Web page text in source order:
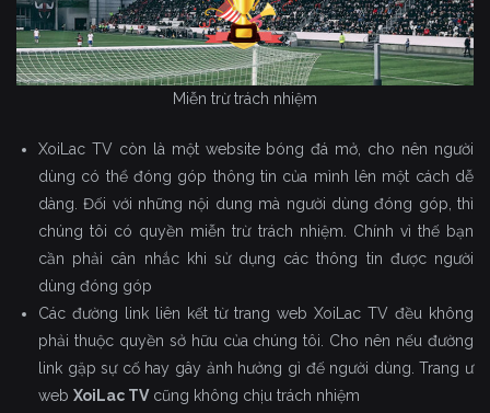
Miễn trừ trách nhiệm
XoiLac TV còn là một website bóng đá mở, cho nên người
dùng có thể đóng góp thông tin của mình lên một cách dễ
dàng. Đối với những nội dung mà người dùng đóng góp, thì
chúng tôi có quyền miễn trừ trách nhiệm. Chính vì thế bạn
cần phải cân nhắc khi sử dụng các thông tin được người
dùng đóng góp
Các đường link liên kết từ trang web XoiLac TV đều không
phải thuộc quyền sở hữu của chúng tôi. Cho nên nếu đường
link gặp sự cố hay gây ảnh hưởng gì đế người dùng. Trang ư
web XoiLac TVcũng không chịu trách nhiệm